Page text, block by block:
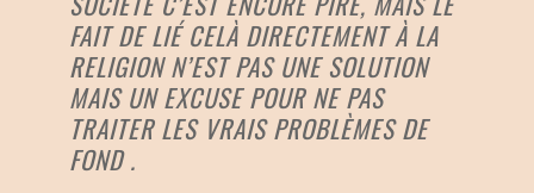
FAIT DE LIÉ CELÀ DIRECTEMENT À LA
RELIGION N’EST PAS UNE SOLUTION
MAIS UN EXCUSE POUR NE PAS
TRAITER LES VRAIS PROBLÈMES DE
FOND .